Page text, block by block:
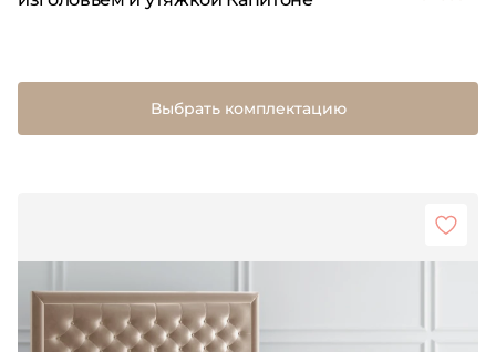
Выбрать комплектацию